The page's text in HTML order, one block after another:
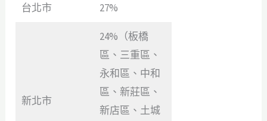
台北市 27%
新北市
24%（板橋
區、三重區、
永和區、中和
區、新莊區、
新店區、土城